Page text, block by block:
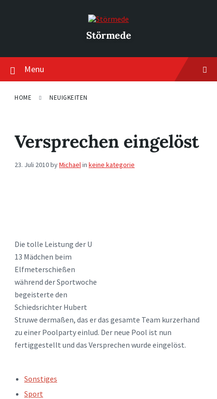
Störmede
Menu
HOME NEUIGKEITEN
Versprechen eingelöst
23. Juli 2010byMichaelin keine kategorie
Die tolle Leistung der U
13 Mädchen beim
Elfmeterschießen
während der Sportwoche
begeisterte den
Schiedsrichter Hubert
Struwe dermaßen, das er das gesamte Team kurzerhand
zu einer Poolparty einlud. Der neue Pool ist nun
fertiggestellt und das Versprechen wurde eingelöst.
TAGS:Sonstiges
Sport